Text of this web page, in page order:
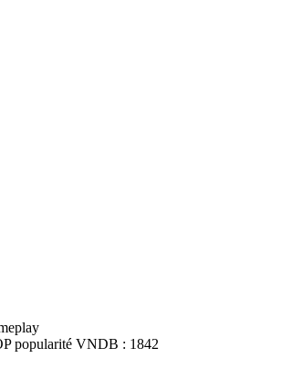
popularité VNDB : 1842